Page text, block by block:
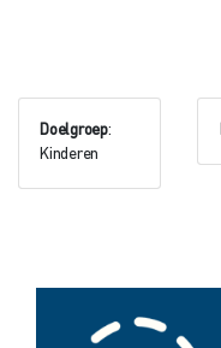
Doelgroep:
Kinderen